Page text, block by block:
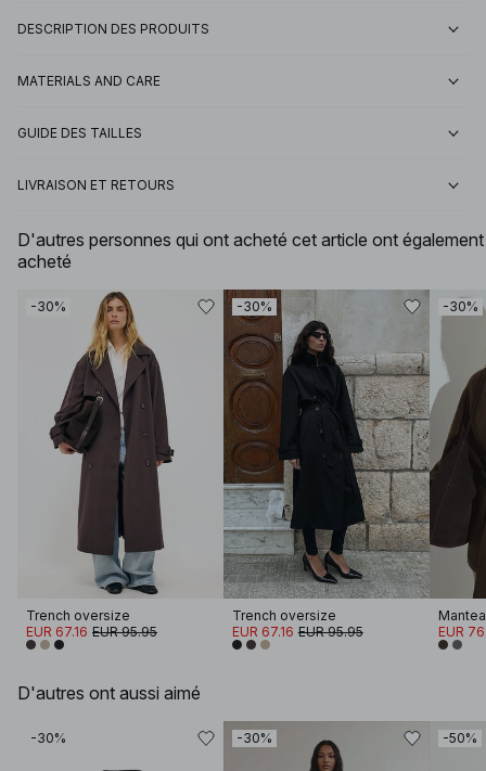
DESCRIPTION DES PRODUITS
MATERIALS AND CARE
GUIDE DES TAILLES
LIVRAISON ET RETOURS
D'autres personnes qui ont acheté cet article ont également
acheté
-30%
Trench oversize
EUR 67.16 EUR 95.95
-30%
Trench oversize
EUR 67.16 EUR 95.95
-30%
EUR
D'autres ont aussi aimé
-30% -30% -50%